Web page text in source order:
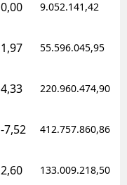
0,00 9.052.141,42
1,97 55.596.045,95
4,33 220.960.474,90
-7,52 412.757.860,86
2,60 133.009.218,50